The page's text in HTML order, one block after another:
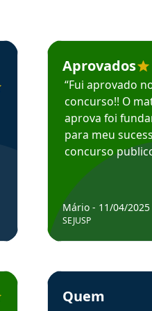
Concursos em depoimento
Concursos em depoimento
Estudante Mário
Aprovados
“Fui aprovado
concurso!! O
aprova foi
para meu
concurso
Mário - 11/04/2025
SEJUSP
Estudante Henrique
Quem